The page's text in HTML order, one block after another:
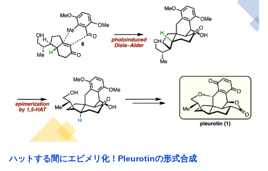
ハットする間にエピメリ化！Pleurotinの形式合成